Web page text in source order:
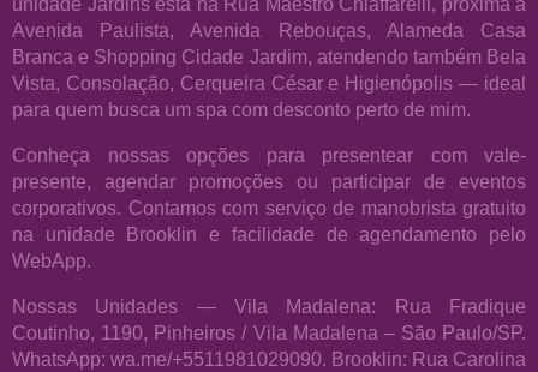
Avenida Paulista, Avenida Rebouças, Alameda Casa
Branca e Shopping Cidade Jardim, atendendo também Bela
Vista, Consolação, Cerqueira César e Higienópolis — ideal
para quem busca um spa com desconto perto de mim.
Conheça nossas opções para presentear com vale-
presente, agendar promoções ou participar de eventos
corporativos. Contamos com serviço de manobrista gratuito
na unidade Brooklin e facilidade de agendamento pelo
WebApp.
Nossas Unidades — Vila Madalena: Rua Fradique
Coutinho, 1190, Pinheiros / Vila Madalena – São Paulo/SP.
WhatsApp: wa.me/+5511981029090. Brooklin: Rua Carolina